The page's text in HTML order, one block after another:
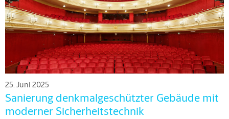
25. Juni 2025
Sanierung denkmalgeschützter Gebäude mit
moderner Sicherheitstechnik